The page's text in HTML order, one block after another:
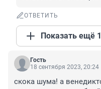
ОТВЕТИТЬ
Показать ещё
Гость
18 сентября 2023, 20:24
скока шума! а